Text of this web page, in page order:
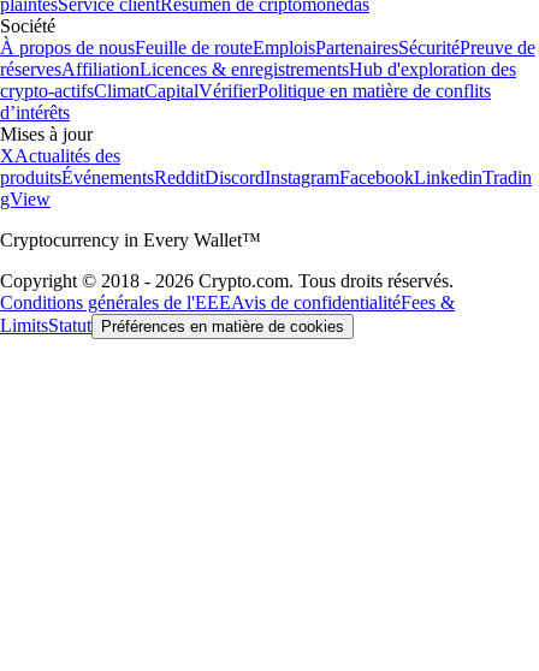
plaintesService clientResumen de criptomonedas
Société
À propos de nousFeuille de routeEmploisPartenairesSécuritéPreuve de
réservesAffiliationLicences & enregistrementsHub d'exploration des
crypto-actifsClimatCapitalVérifierPolitique en matière de conflits
d’intérêts
Mises à jour
XActualités des
produitsÉvénementsRedditDiscordInstagramFacebookLinkedinTradin
gView
Cryptocurrency in Every Wallet™
Copyright © 2018 - 2026 Crypto.com. Tous droits réservés.
Conditions générales de l'EEEAvis de confidentialitéFees &
LimitsStatut Préférences en matière de cookies